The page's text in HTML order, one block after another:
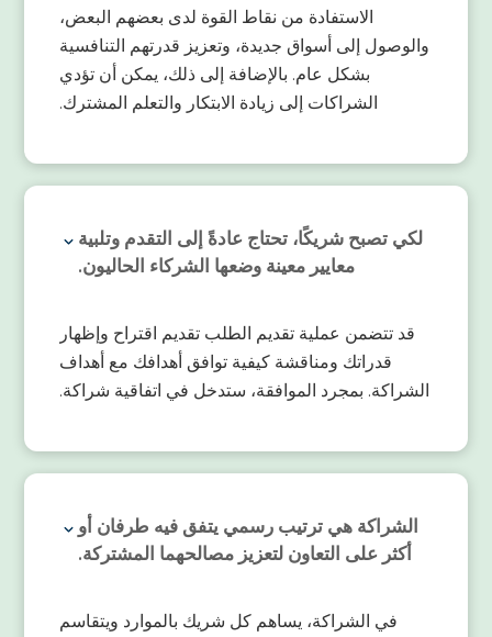
الاستفادة من نقاط القوة لدى بعضهم البعض،
والوصول إلى أسواق جديدة، وتعزيز قدرتهم التنافسية
بشكل عام. بالإضافة إلى ذلك، يمكن أن تؤدي
الشراكات إلى زيادة الابتكار والتعلم المشترك.
لكي تصبح شريكًا، تحتاج عادةً إلى التقدم وتلبية
معايير معينة وضعها الشركاء الحاليون.
قد تتضمن عملية تقديم الطلب تقديم اقتراح وإظهار
قدراتك ومناقشة كيفية توافق أهدافك مع أهداف
الشراكة. بمجرد الموافقة، ستدخل في اتفاقية شراكة.
الشراكة هي ترتيب رسمي يتفق فيه طرفان أو
أكثر على التعاون لتعزيز مصالحهما المشتركة.
في الشراكة، يساهم كل شريك بالموارد ويتقاسم